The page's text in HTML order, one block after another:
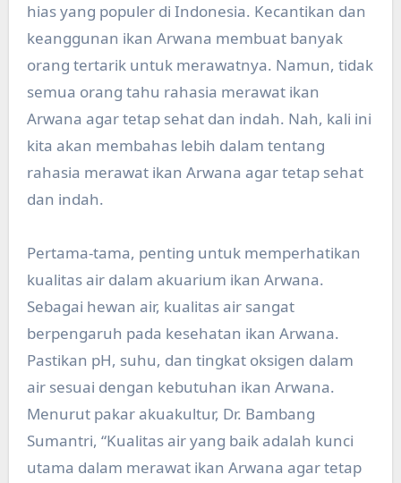
hias yang populer di Indonesia. Kecantikan dan
keanggunan ikan Arwana membuat banyak
orang tertarik untuk merawatnya. Namun, tidak
semua orang tahu rahasia merawat ikan
Arwana agar tetap sehat dan indah. Nah, kali ini
kita akan membahas lebih dalam tentang
rahasia merawat ikan Arwana agar tetap sehat
dan indah.
Pertama-tama, penting untuk memperhatikan
kualitas air dalam akuarium ikan Arwana.
Sebagai hewan air, kualitas air sangat
berpengaruh pada kesehatan ikan Arwana.
Pastikan pH, suhu, dan tingkat oksigen dalam
air sesuai dengan kebutuhan ikan Arwana.
Menurut pakar akuakultur, Dr. Bambang
Sumantri, “Kualitas air yang baik adalah kunci
utama dalam merawat ikan Arwana agar tetap